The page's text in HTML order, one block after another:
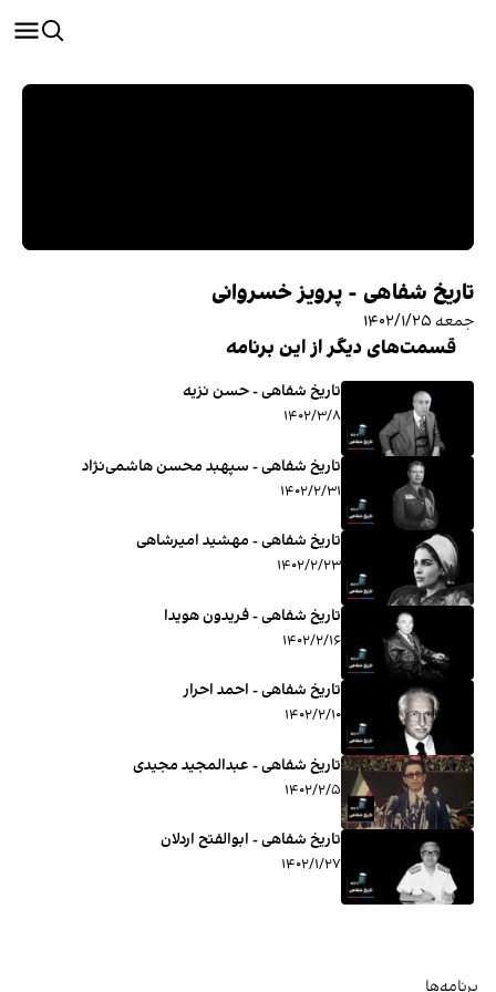
تاریخ شفاهی - پرویز خسروانی
جمعه ۱۴۰۲/۱/۲۵
قسمت‌های دیگر از این برنامه
تاریخ شفاهی - حسن نزیه
۱۴۰۲/۳/۸
تاریخ شفاهی - سپهبد محسن هاشمی‌نژاد
۱۴۰۲/۲/۳۱
تاریخ شفاهی - مهشید امیرشاهی
۱۴۰۲/۲/۲۳
تاریخ شفاهی - فریدون هویدا
۱۴۰۲/۲/۱۶
تاریخ شفاهی - احمد احرار
۱۴۰۲/۲/۱۰
تاریخ شفاهی - عبدالمجید مجیدی
۱۴۰۲/۲/۵
تاریخ شفاهی - ابوالفتح اردلان
۱۴۰۲/۱/۲۷
برنامه‌ها